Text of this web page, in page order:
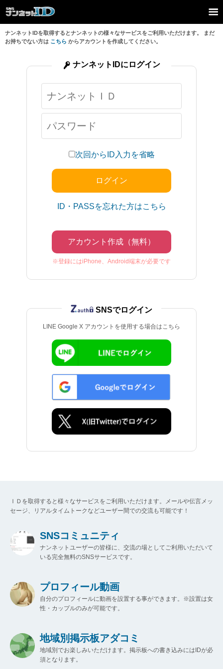
ナンネットIDを取得するとナンネットの様々なサービスをご利用いただけます。 まだ
お持ちでない方は こちら からアカウントを作成してください。
次回からID入力を省略
ID・PASSを忘れた方はこちら
アカウント作成（無料）
※登録にはiPhone、Android端末が必要です
ナンネットIDにログイン
LINE Google X アカウントを使用する場合はこちら
SNSでログイン
ＩＤを取得すると様々なサービスをご利用いただけます。メールや伝言メッ
セージ、リアルタイムトークなどユーザー間での交流も可能です！
SNSコミュニティ
ナンネットユーザーの皆様に、交流の場としてご利用いただいて
いる完全無料のSNSサービスです。
プロフィール動画
自分のプロフィールに動画を設置する事ができます。※設置は女
性・カップルのみが可能です。
地域別掲示板アダコミ
地域別でお楽しみいただけます。掲示板への書き込みにはIDが必
須となります。